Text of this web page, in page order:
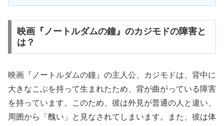
映画『ノートルダムの鐘』のカジモドの障害と
は？
映画『ノートルダムの鐘』の主人公、カジモドは、背中に
大きなこぶを持って生まれたため、背が曲がっている障害
を持っています。このため、彼は外見が普通の人と違い、
周囲から「醜い」と見なされてしまいます。また、彼は体